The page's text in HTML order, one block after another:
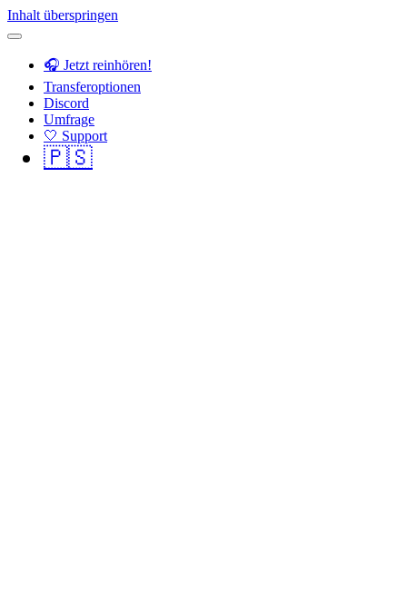
Inhalt überspringen
🎧 Jetzt reinhören!
Transferoptionen
Discord
Umfrage
🤍 Support
🇵🇸